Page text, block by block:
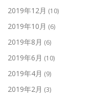
2019年12月 (10)
2019年10月 (6)
2019年8月 (6)
2019年6月 (10)
2019年4月 (9)
2019年2月 (3)